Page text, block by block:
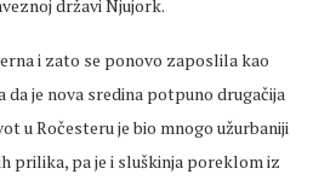
državi Njujork.
i zato se ponovo zaposlila kao
je nova sredina potpuno drugačija
u Ročesteru je bio mnogo užurbaniji
prilika, pa je i sluškinja poreklom iz